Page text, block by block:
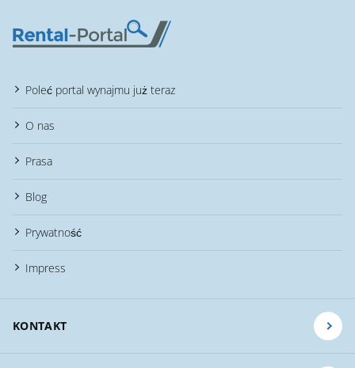
Poleć portal wynajmu już teraz
O nas
Prasa
Blog
Prywatność
Impress
KONTAKT